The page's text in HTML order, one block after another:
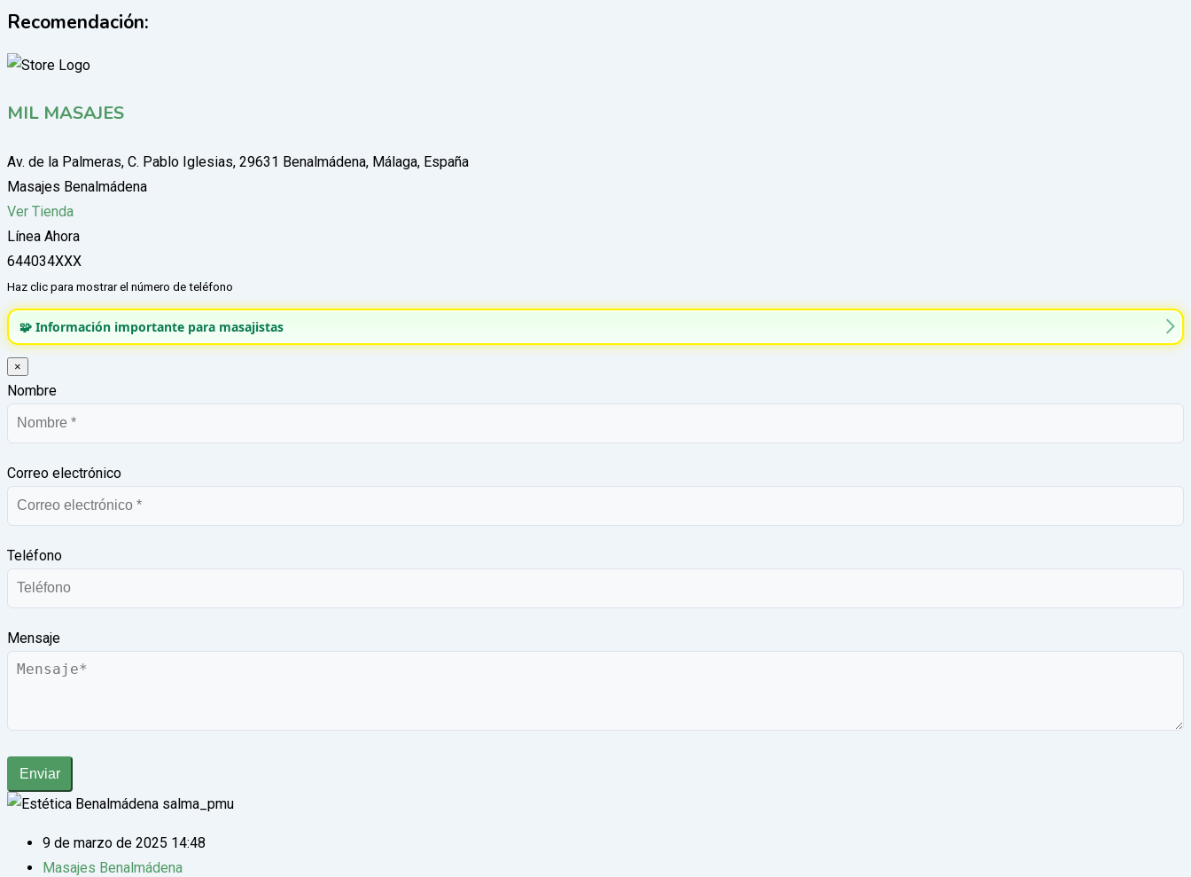
Recomendación:
MIL MASAJES
Av. de la Palmeras, C. Pablo Iglesias, 29631 Benalmádena, Málaga, España
Masajes Benalmádena
Ver Tienda
Línea Ahora
644034XXX
Haz clic para mostrar el número de teléfono
🧩 Información importante para masajistas
×
Nombre
Correo electrónico
Teléfono
Mensaje
Enviar
9 de marzo de 2025 14:48
Masajes Benalmádena